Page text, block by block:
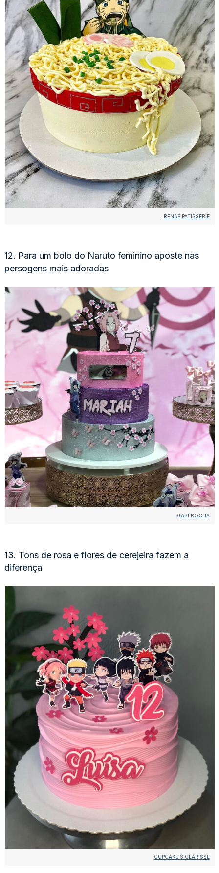
RENAÉ PATISSERIE
12. Para um bolo do Naruto feminino aposte nas
persogens mais adoradas
GABI ROCHA
13. Tons de rosa e flores de cerejeira fazem a
diferença
CUPCAKE’S CLARISSE